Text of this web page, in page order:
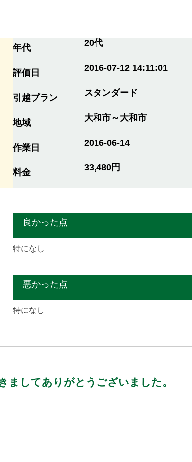
年代 20代
評価日 2016-07-12 14:11:01
引越プラン スタンダード
地域 大和市～大和市
作業日 2016-06-14
料金 33,480円
良かった点
特になし
悪かった点
特になし
ましてありがとうございました。